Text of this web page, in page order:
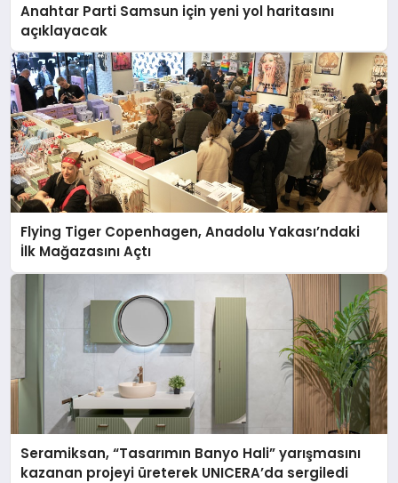
Anahtar Parti Samsun için yeni yol haritasını
açıklayacak
Flying Tiger Copenhagen, Anadolu Yakası’ndaki
İlk Mağazasını Açtı
Seramiksan, “Tasarımın Banyo Hali” yarışmasını
kazanan projeyi üreterek UNICERA’da sergiledi